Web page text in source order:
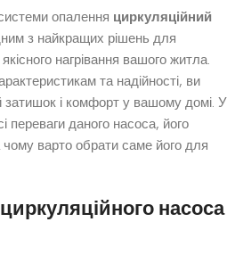
опалення циркуляційний
з найкращих рішень для
нагрівання вашого житла.
та надійності, ви
затишок і комфорт у вашому домі. У
переваги даного насоса, його
чому варто обрати саме його для
насоса